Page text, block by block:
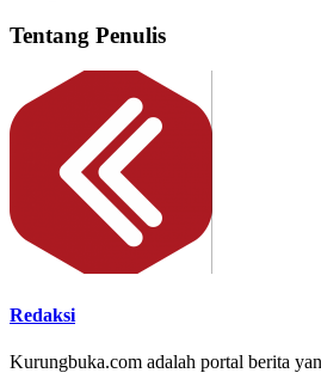
Tentang Penulis
Redaksi
Kurungbuka.com adalah portal berita